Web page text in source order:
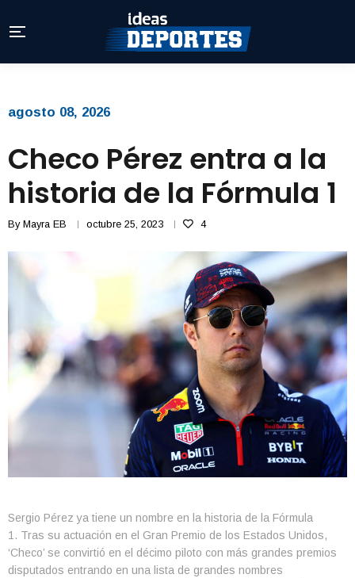
agosto 08, 2026
Checo Pérez entra a la
historia de la Fórmula 1
By Mayra EB octubre 25, 2023 4
Sergio Pérez ya tiene un nombre en la historia de la Fórmula
1. Tras su actuación en el Gran Premio de los Estados Unidos,
‘Checo’ se convirtió en el décimo piloto con más grandes premios
disputados entrando en una lista de grandes nombres